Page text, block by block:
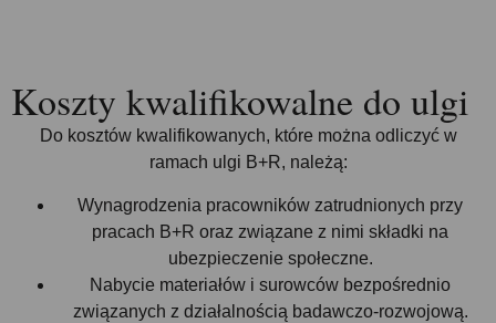
Koszty kwalifikowalne do ulgi
Do kosztów kwalifikowanych, które można odliczyć w
ramach ulgi B+R, należą:
Wynagrodzenia pracowników zatrudnionych przy
pracach B+R oraz związane z nimi składki na
ubezpieczenie społeczne.
Nabycie materiałów i surowców bezpośrednio
związanych z działalnością badawczo-rozwojową.